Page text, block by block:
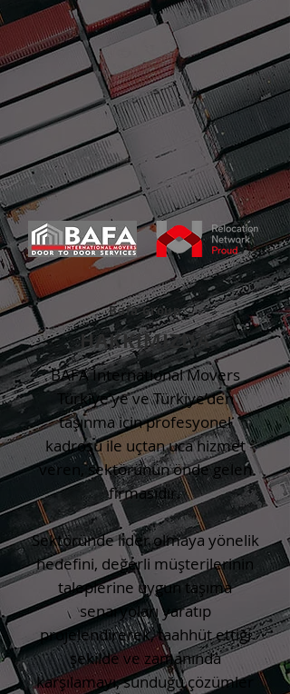
Bafa Group
HAKKIMIZDA
BAFA International Movers
Türkiye’ye ve Türkiye’den
taşınma için profesyonel
kadrosu ile uçtan uca hizmet
veren, sektörünün önde gelen
firmasıdır.
Sektöründe lider olmaya yönelik
hedefini, değerli müşterilerinin
taleplerine uygun taşıma
senaryoları yaratıp
projelendirerek, taahhüt ettiği
şekilde ve zamanında
karşılamayı, sunduğu çözümler